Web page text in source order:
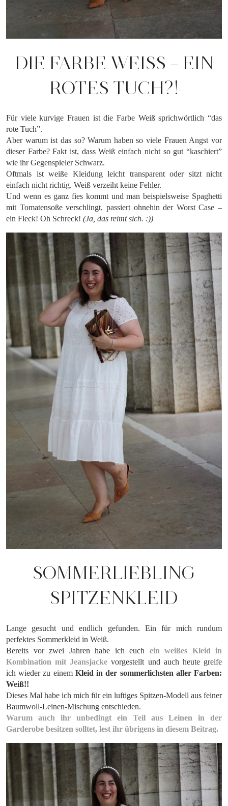
DIE FARBE WEISS – EIN R
OTES TUCH?!
Für viele kurvige Frauen ist die Farbe Weiß sprichwörtlich “das
rote Tuch”.
Aber warum ist das so? Warum haben so viele Frauen Angst vor
dieser Farbe? Fakt ist, dass Weiß einfach nicht so gut “kaschiert”
wie ihr Gegenspieler Schwarz.
Oftmals ist weiße Kleidung leicht transparent oder sitzt nicht
einfach nicht richtig. Weiß verzeiht keine Fehler.
Und wenn es ganz fies kommt und man beispielsweise Spaghetti
mit Tomatensoße verschlingt, passiert ohnehin der Worst Case –
ein Fleck! Oh Schreck! (Ja, das reimt sich. :))
SOMMERLIEBLING
SPITZENKLEID
Lange gesucht und endlich gefunden. Ein für mich rundum
perfektes Sommerkleid in Weiß.
Bereits vor zwei Jahren habe ich euch
ein weißes Kleid in
Kombination mit Jeansjacke vorgestellt und auch heute greife
ich wieder zu einem Kleid in der sommerlichsten aller Farben:
Weiß!!
Dieses Mal habe ich mich für ein luftiges Spitzen-Modell aus feiner
Baumwoll-Leinen-Mischung entschieden.
Warum auch ihr unbedingt ein Teil aus Leinen in der
Garderobe besitzen solltet, lest ihr übrigens in diesem Beitrag.